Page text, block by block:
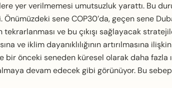
yer verilmemesi umutsuzluk yarattı. Bu
sene COP30’da, geçen sene
tekrarlanması ve bu çıkışı sağlayacak
ve iklim dayanıklılığının artırılmasına
bir önceki seneden küresel olarak daha fazla
devam edecek gibi görünüyor. Bu